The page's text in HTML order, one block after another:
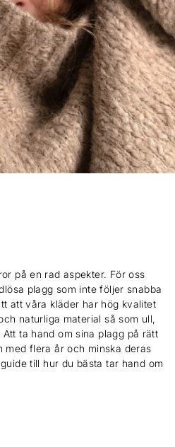
på en rad aspekter. För oss
plagg som inte följer snabba
att våra kläder har hög kvalitet
naturliga material så som ull,
ta hand om sina plagg på rätt
med flera år och minska deras
till hur du bästa tar hand om